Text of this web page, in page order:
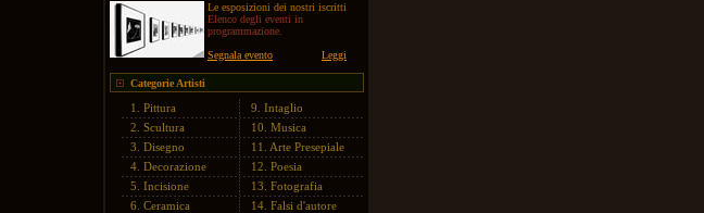
Le esposizioni dei nostri iscritti
Elenco degli eventi in
programmazione.
Segnala evento
Leggi
Categorie Artisti
1. Pittura 9. Intaglio
2. Scultura 10. Musica
3. Disegno 11. Arte Presepiale
4. Decorazione 12. Poesia
5. Incisione 13. Fotografia
6. Ceramica 14. Falsi d'autore